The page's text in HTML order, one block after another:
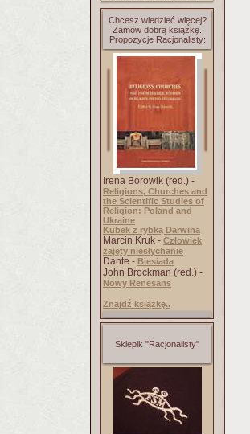
Chcesz wiedzieć więcej?
Zamów dobrą książkę.
Propozycje Racjonalisty:
Irena Borowik (red.) -
Religions, Churches and
the Scientific Studies of
Religion: Poland and
Ukraine
Kubek z rybką Darwina
Marcin Kruk - Człowiek
zajęty niesłychanie
Dante - Biesiada
John Brockman (red.) -
Nowy Renesans
Znajdź książkę..
Sklepik "Racjonalisty"